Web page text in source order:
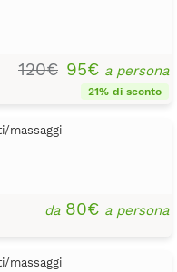
120€ 95€ a persona
21% di sconto
massaggi
da80€ a persona
massaggi